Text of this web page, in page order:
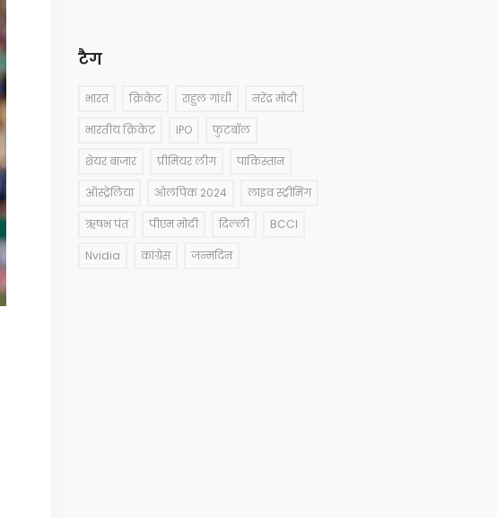
टैग
भारत क्रिकेट राहुल गांधी नरेंद्र मोदी
भारतीय क्रिकेट IPO फुटबॉल
शेयर बाजार प्रीमियर लीग पाकिस्तान
ऑस्ट्रेलिया ओलंपिक 2024 लाइव स्ट्रीमिंग
ऋषभ पंत पीएम मोदी दिल्ली BCCI
Nvidia कांग्रेस जन्मदिन